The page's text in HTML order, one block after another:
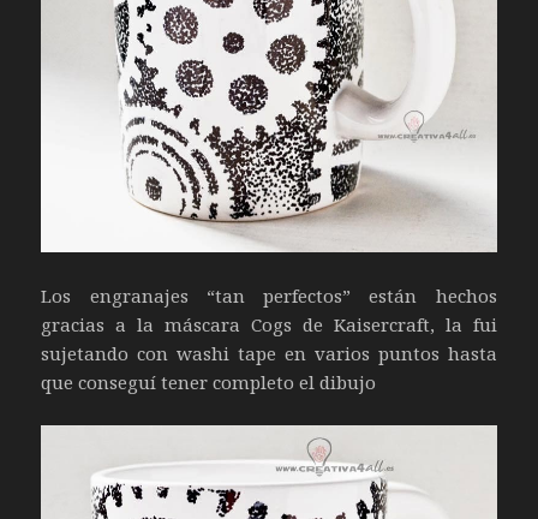
Los engranajes “tan perfectos” están hechos
gracias a la máscara Cogs de Kaisercraft, la fui
sujetando con washi tape en varios puntos hasta
que conseguí tener completo el dibujo